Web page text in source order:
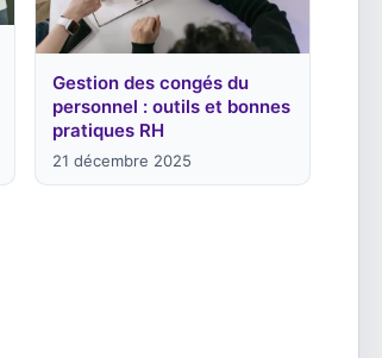
Gestion des congés du
personnel : outils et bonnes
pratiques RH
21 décembre 2025